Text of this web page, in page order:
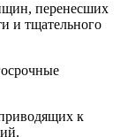
перенесших
и тщательного
к